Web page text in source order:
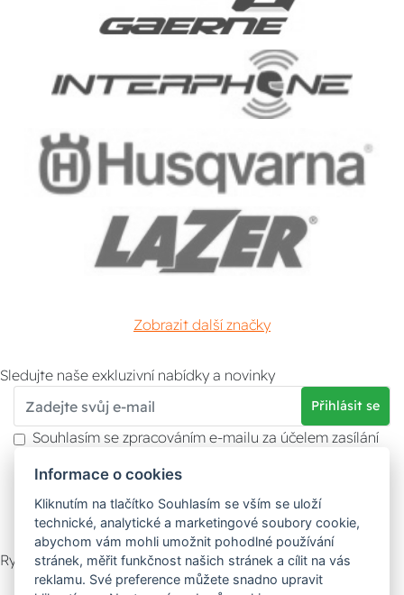
Zobrazit další značky
Sledujte naše exkluzivní nabídky a novinky
Přihlásit se
Souhlasím se zpracováním e-mailu za účelem zasílání
Více informací naleznete v
údajů . Souhlas můžete kdykoliv odvolat.
Rychlý kontakt
Informace o cookies
Kliknutím na tlačítko Souhlasím se vším se uloží
technické, analytické a marketingové soubory cookie,
abychom vám mohli umožnit pohodlné používání
stránek, měřit funkčnost našich stránek a cílit na vás
reklamu. Své preference můžete snadno upravit